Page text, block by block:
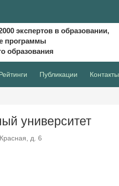
экспертов в образовании,
программы
образования
Публикации Контакты
университет
д. 6